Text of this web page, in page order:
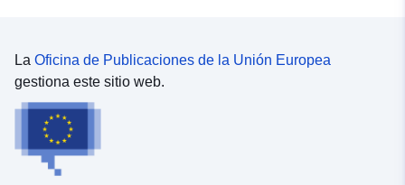
La Oficina de Publicaciones de la Unión Europea
gestiona este sitio web.